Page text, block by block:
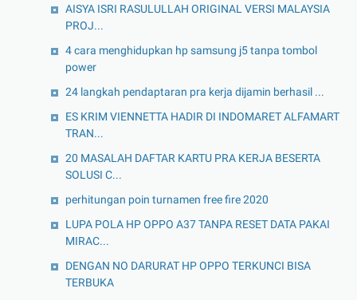
AISYA ISRI RASULULLAH ORIGINAL VERSI MALAYSIA
PROJ...
4 cara menghidupkan hp samsung j5 tanpa tombol
power
24 langkah pendaptaran pra kerja dijamin berhasil ...
ES KRIM VIENNETTA HADIR DI INDOMARET ALFAMART
TRAN...
20 MASALAH DAFTAR KARTU PRA KERJA BESERTA
SOLUSI C...
perhitungan poin turnamen free fire 2020
LUPA POLA HP OPPO A37 TANPA RESET DATA PAKAI
MIRAC...
DENGAN NO DARURAT HP OPPO TERKUNCI BISA
TERBUKA